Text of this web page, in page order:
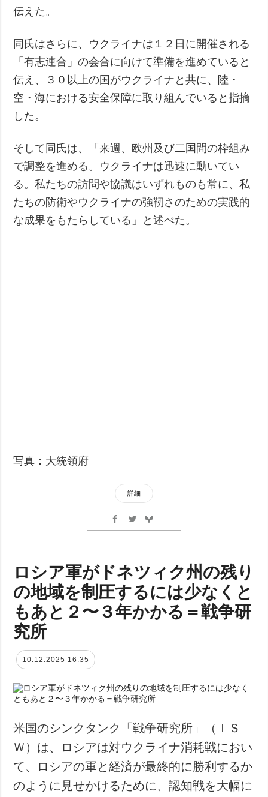
伝えた。
同氏はさらに、ウクライナは１２日に開催される
「有志連合」の会合に向けて準備を進めていると
伝え、３０以上の国がウクライナと共に、陸・
空・海における安全保障に取り組んでいると指摘
した。
そして同氏は、「来週、欧州及び二国間の枠組み
で調整を進める。ウクライナは迅速に動いてい
る。私たちの訪問や協議はいずれものも常に、私
たちの防衛やウクライナの強靭さのための実践的
な成果をもたらしている」と述べた。
写真：大統領府
詳細
ロシア軍がドネツィク州の残り
の地域を制圧するには少なくと
もあと２〜３年かかる＝戦争研
究所
10.12.2025 16:35
米国のシンクタンク「戦争研究所」（ＩＳ
Ｗ）は、ロシアは対ウクライナ消耗戦におい
て、ロシアの軍と経済が最終的に勝利するか
のように見せかけるために、認知戦を大幅に